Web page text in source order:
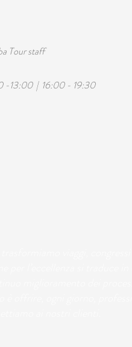
Tour staff
-13:00 | 16:00 - 19:30